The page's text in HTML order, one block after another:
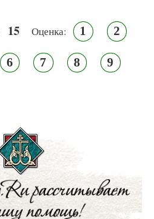
15 Оценка: 1 2
6 7 8 9